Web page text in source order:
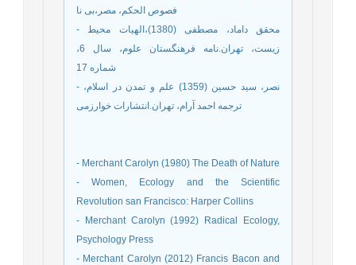
فصوص الحکم‌، مصر،بی نا
- محقق داماد، مصطفی (1380)،الهیات محیط
زیست، تهران.نامه فرهنگستان علوم، سال 6،
شماره 17
- نصر، سيد حسين (1359) علم و تمدن در اسلام،
ترجمه احمد آرام، تهران.انتشارات خوارزمی
- Merchant Carolyn (1980) The Death of Nature
- Women, Ecology and the Scientific
Revolution san Francisco: Harper Collins
- Merchant Carolyn (1992) Radical Ecology,
Psychology Press
- Merchant Carolyn (2012) Francis Bacon and